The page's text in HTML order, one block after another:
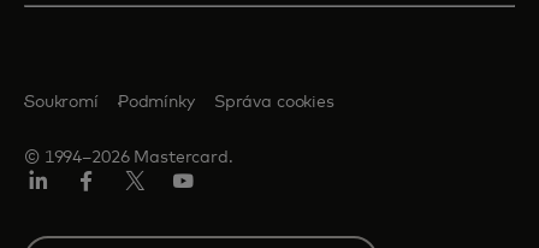
© 1994–2026 Mastercard.
Soukromí Podmínky Správa cookies
Select